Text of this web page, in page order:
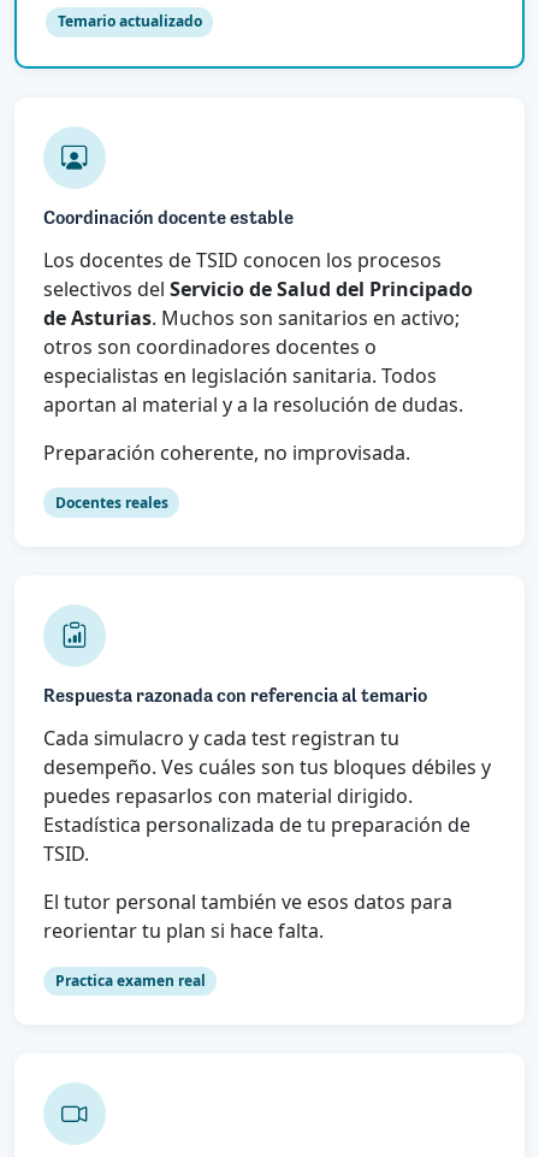
Temario actualizado
Coordinación docente estable
Los docentes de TSID conocen los procesos
selectivos del Servicio de Salud del Principado
de Asturias. Muchos son sanitarios en activo;
otros son coordinadores docentes o
especialistas en legislación sanitaria. Todos
aportan al material y a la resolución de dudas.
Preparación coherente, no improvisada.
Docentes reales
Respuesta razonada con referencia al temario
Cada simulacro y cada test registran tu
desempeño. Ves cuáles son tus bloques débiles y
puedes repasarlos con material dirigido.
Estadística personalizada de tu preparación de
TSID.
El tutor personal también ve esos datos para
reorientar tu plan si hace falta.
Practica examen real